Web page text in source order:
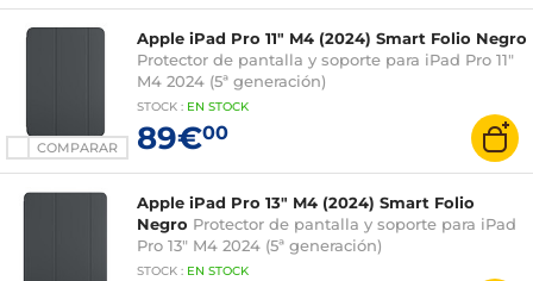
COMPARAR
Apple iPad Pro 11" M4 (2024) Smart Folio Negro
Protector de pantalla y soporte para iPad Pro 11"
M4 2024 (5ª generación)
STOCK : EN STOCK
89€00
Apple iPad Pro 13" M4 (2024) Smart Folio
Negro Protector de pantalla y soporte para iPad
Pro 13" M4 2024 (5ª generación)
STOCK : EN STOCK